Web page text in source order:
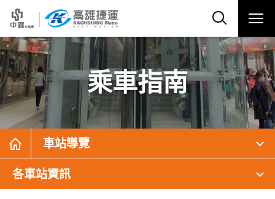
乘車指南
車站導覽
各車站資訊